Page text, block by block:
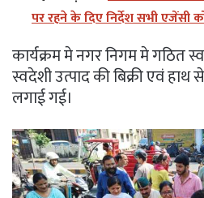
पर रहने के दिए निर्देश सभी एजेंसी
कार्यक्रम मे नगर निगम मे गठित
स्वदेशी उत्पाद की बिक्री एवं हाथ
लगाई गई।